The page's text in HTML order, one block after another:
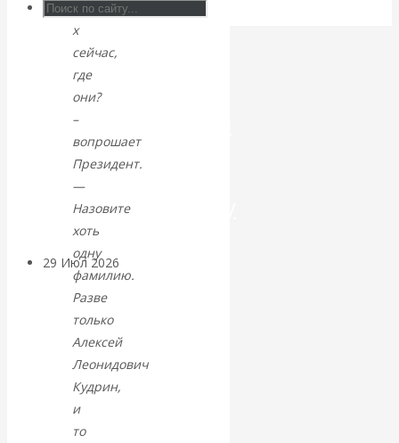
Искусственный
интеллект —
революционный
переход к
посткапитализму
29 Июл 2026
финансовая олигархия
Валентин
Катасонов.
«Мировые
90-
х
сейчас,
где
они?
–
вопрошает
Президент.
—
Назовите
хоть
одну
фамилию.
Разве
только
Алексей
Леонидович
Кудрин,
и
то